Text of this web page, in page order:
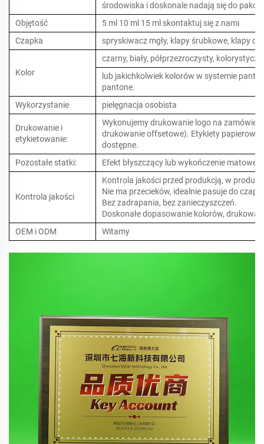
środowiska i doskonale nadają się do
Objętość
5 ml 10 ml 15 ml skontaktuj się z nami
Czapka
spryskiwacz mgły, klapy śrubkowe, klapy
Kolor
czarny, biały, półprzezroczysty,
lub jakichkolwiek kolorów w systemie
pantone.
Wykorzystanie
pielęgnacja osobista
Drukowanie i
etykietowanie:
Wykonujemy drukowanie logo na
drukowanie offsetowe). Etykiety papierowe
dostępne.
Pozostałe statki:
Efekt błyszczący lub wykończenie matowe
Kontrola jakości
Kontrola jakości przed produkcją, w
Nie ma przecieków, idealnie pasuje do
Bez zadrapania, bez zanieczyszczeń.
Doskonałe dopasowanie kolorów,
OEM i ODM
Witamy